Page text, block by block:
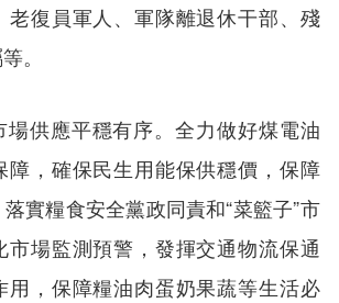
老復員軍人、軍隊離退休干部、殘
。
場供應平穩有序。全力做好煤電油
障，確保民生用能保供穩價，保障
實糧食安全黨政同責和“菜籃子”市
市場監測預警，發揮交通物流保通
用，保障糧油肉蛋奶果蔬等生活必